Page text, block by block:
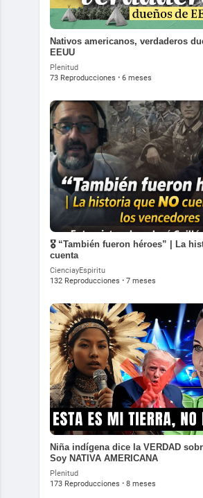
Nativos americanos, verdaderos
EEUU
Plenitud
73 Reproducciones · 6 meses
🎖️ “También fueron héroes” | La
cuenta
CienciayEspiritu
132 Reproducciones · 7 meses
Niña indígena dice la VERDAD
Soy NATIVA AMERICANA
Plenitud
173 Reproducciones · 8 meses